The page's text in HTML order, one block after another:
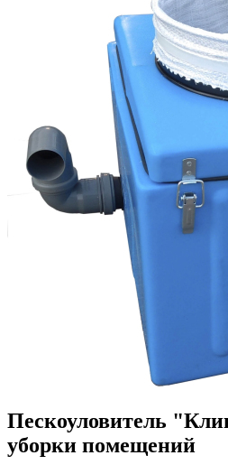
Пескоуловитель
уборки помещений